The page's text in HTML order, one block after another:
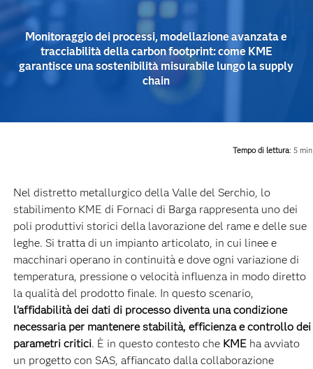
Monitoraggio dei processi, modellazione avanzata e
tracciabilità della carbon footprint: come KME
garantisce una sostenibilità misurabile lungo la supply
chain
Tempo di lettura: 5 min
Nel distretto metallurgico della Valle del Serchio, lo
stabilimento KME di Fornaci di Barga rappresenta uno dei
poli produttivi storici della lavorazione del rame e delle sue
leghe. Si tratta di un impianto articolato, in cui linee e
macchinari operano in continuità e dove ogni variazione di
temperatura, pressione o velocità influenza in modo diretto
la qualità del prodotto finale. In questo scenario,
l’affidabilità dei dati di processo diventa una condizione
necessaria per mantenere stabilità, efficienza e controllo dei
parametri critici. È in questo contesto che KMEha avviato
un progetto con SAS, affiancato dalla collaborazione